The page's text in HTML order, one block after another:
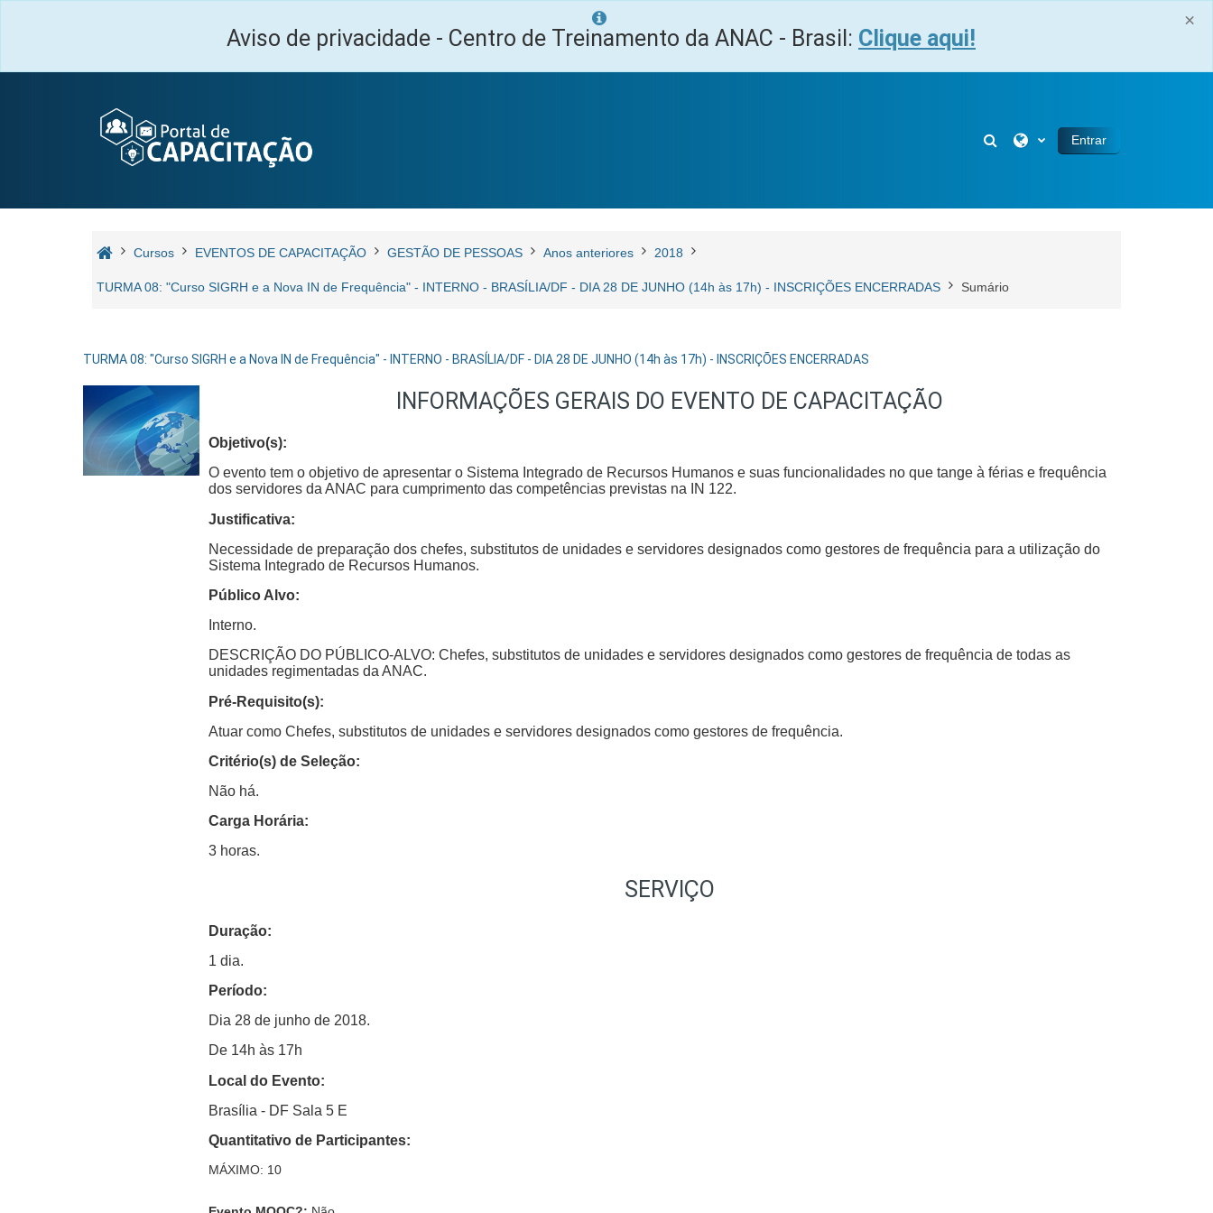
×
Aviso de privacidade - Centro de Treinamento da ANAC - Brasil: Clique aqui!
Alternar entrada de pesquisa
Entrar
Cursos EVENTOS DE CAPACITAÇÃO GESTÃO DE PESSOAS Anos anteriores 2018
TURMA 08: "Curso SIGRH e a Nova IN de Frequência" - INTERNO - BRASÍLIA/DF - DIA 28 DE JUNHO (14h às 17h) - INSCRIÇÕES ENCERRADAS Sumário
TURMA 08: "Curso SIGRH e a Nova IN de Frequência" - INTERNO - BRASÍLIA/DF - DIA 28 DE JUNHO (14h às 17h) - INSCRIÇÕES ENCERRADAS
INFORMAÇÕES GERAIS DO EVENTO DE CAPACITAÇÃO
Objetivo(s):
O evento tem o objetivo de apresentar o Sistema Integrado de Recursos Humanos e suas funcionalidades no que tange à férias e frequência
dos servidores da ANAC para cumprimento das competências previstas na IN 122.
Justificativa:
Necessidade de preparação dos chefes, substitutos de unidades e servidores designados como gestores de frequência para a utilização do
Sistema Integrado de Recursos Humanos.
Público Alvo:
Interno.
DESCRIÇÃO DO PÚBLICO-ALVO: Chefes, substitutos de unidades e servidores designados como gestores de frequência de todas as
unidades regimentadas da ANAC.
Pré-Requisito(s):
Atuar como Chefes, substitutos de unidades e servidores designados como gestores de frequência.
Critério(s) de Seleção:
Não há.
Carga Horária:
3 horas.
SERVIÇO
Duração:
1 dia.
Período:
Dia 28 de junho de 2018.
De 14h às 17h
Local do Evento:
Brasília - DF Sala 5 E
Quantitativo de Participantes:
MÁXIMO: 10